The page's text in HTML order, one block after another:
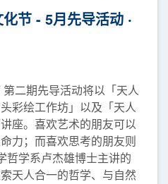
节 - 5月先导活动 ‧
二期先导活动将以「天人
彩绘工作坊」以及「天人
座。喜欢艺术的朋友可以
力；而喜欢思考的朋友则
哲学系卢杰雄博士主讲的
天人合一的哲学、与自然